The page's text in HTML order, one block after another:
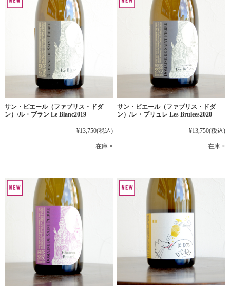
サン・ピエール（ファブリス・ドダ
ン）/ル・ブラン Le Blanc2019
¥13,750(税込)
在庫 ×
サン・ピエール（ファブリス・ドダ
ン）/レ・ブリュレ Les Brulees2020
¥13,750(税込)
在庫 ×